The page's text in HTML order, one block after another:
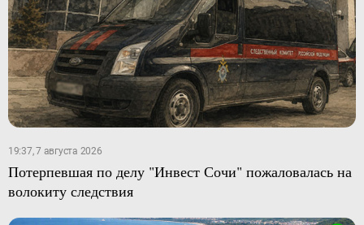
19:37, 7 августа 2026
Потерпевшая по делу "Инвест Сочи" пожаловалась на
волокиту следствия